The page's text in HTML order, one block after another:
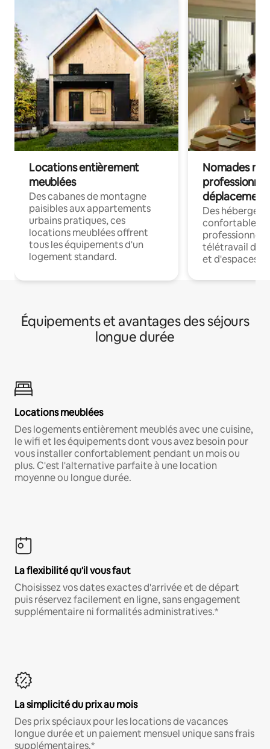
Locations entièrement
meublées
Des cabanes de montagne
paisibles aux appartements
urbains pratiques, ces
locations meublées offrent
tous les équipements d'un
logement standard.
Nomades
déplacement
Des
confortables
professionnels
télétravail
et d'espaces
Équipements et avantages des séjours
longue durée
Locations meublées
Des logements entièrement meublés avec une cuisine,
le wifi et les équipements dont vous avez besoin pour
vous installer confortablement pendant un mois ou
plus. C'est l'alternative parfaite à une location
moyenne ou longue durée.
La flexibilité qu'il vous faut
Choisissez vos dates exactes d'arrivée et de départ
puis réservez facilement en ligne, sans engagement
supplémentaire ni formalités administratives.*
La simplicité du prix au mois
Des prix spéciaux pour les locations de vacances
longue durée et un paiement mensuel unique sans frais
supplémentaires.*